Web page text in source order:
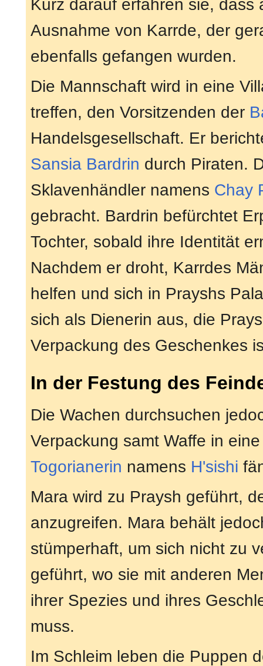
Kurz darauf erfahren sie, dass
Ausnahme von Karrde, der
ebenfalls gefangen wurden.
Die Mannschaft wird in eine
treffen, den Vorsitzenden der
Handelsgesellschaft. Er
Sansia Bardrin durch Piraten.
Sklavenhändler namens Chay
gebracht. Bardrin befürchtet
Tochter, sobald ihre Identität
Nachdem er droht, Karrdes
helfen und sich in Prayshs
sich als Dienerin aus, die
Verpackung des Geschenkes
In der Festung des
Die Wachen durchsuchen
Verpackung samt Waffe in
Togorianerin namens H'sishi
Mara wird zu Praysh geführt,
anzugreifen. Mara behält
stümperhaft, um sich nicht zu
geführt, wo sie mit anderen
ihrer Spezies und ihres
muss.
Im Schleim leben die Puppen